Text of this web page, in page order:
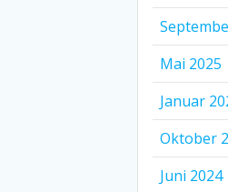
Mai 2025
Januar
Oktober
Juni 2024